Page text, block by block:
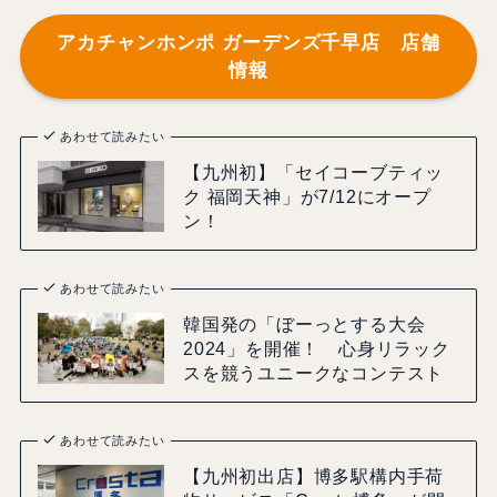
アカチャンホンポ ガーデンズ千早店 店舗
情報
あわせて読みたい
【九州初】「セイコーブティッ
ク 福岡天神」が7/12にオープ
ン！
あわせて読みたい
韓国発の「ぼーっとする大会
2024」を開催！ 心身リラック
スを競うユニークなコンテスト
あわせて読みたい
【九州初出店】博多駅構内手荷